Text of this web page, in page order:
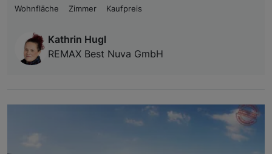
Wohnfläche
Zimmer Kaufpreis
Kathrin Hugl
REMAX Best Nuva GmbH